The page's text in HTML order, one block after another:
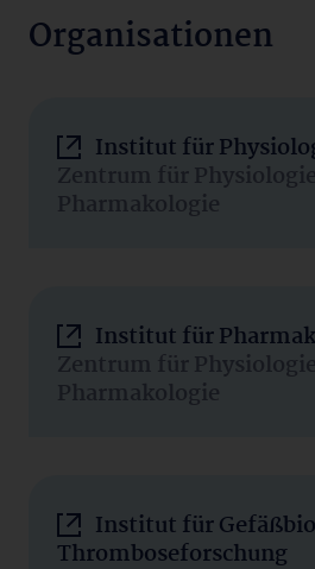
Organisationen
Institut für
Zentrum für
Pharmakologie
Institut für
Zentrum für
Pharmakologie
Institut für
Thromboseforschung